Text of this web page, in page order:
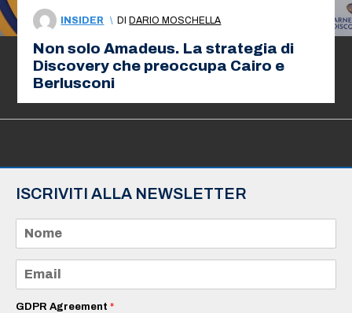
INSIDER \ DIDARIO MOSCHELLA
Non solo Amadeus. La strategia di
Discovery che preoccupa Cairo e
Berlusconi
ISCRIVITI ALLA NEWSLETTER
m
e
a
iGDPR Agreement *